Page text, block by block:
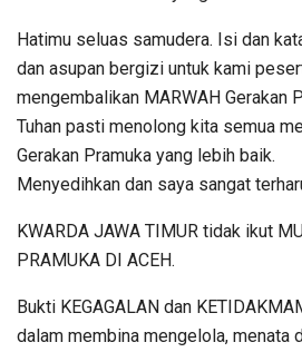
Hatimu seluas samudera. Isi dan
dan asupan bergizi untuk kami
mengembalikan MARWAH Gerakan
Tuhan pasti menolong kita semua
Gerakan Pramuka yang lebih baik.
Menyedihkan dan saya sangat
KWARDA JAWA TIMUR tidak ikut
PRAMUKA DI ACEH.
Bukti KEGAGALAN dan
dalam membina mengelola, menata